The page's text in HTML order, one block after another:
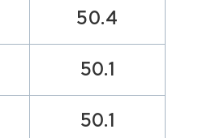
50.4
50.1
50.1